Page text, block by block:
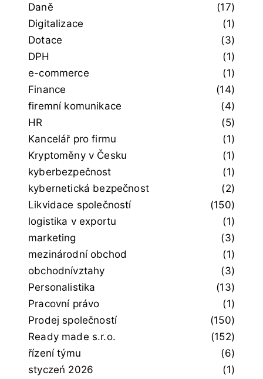
Daně
(17)
Digitalizace
(1)
Dotace
(3)
DPH
(1)
e-commerce
(1)
Finance
(14)
firemní komunikace
(4)
HR
(5)
Kancelář pro firmu
(1)
Kryptoměny v Česku
(1)
kyberbezpečnost
(1)
kybernetická bezpečnost
(2)
Likvidace společností
(150)
logistika v exportu
(1)
marketing
(3)
mezinárodní obchod
(1)
obchodnívztahy
(3)
Personalistika
(13)
Pracovní právo
(1)
Prodej společností
(150)
Ready made s.r.o.
(152)
řízení týmu
(6)
styczeń 2026
(1)